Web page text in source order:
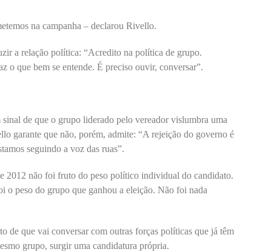
na campanha – declarou Rivello.
a relação política: “Acredito na política de grupo.
o que bem se entende. É preciso ouvir, conversar”.
de que o grupo liderado pelo vereador vislumbra uma
garante que não, porém, admite: “A rejeição do governo é
seguindo a voz das ruas”.
2012 não foi fruto do peso político individual do candidato.
o peso do grupo que ganhou a eleição. Não foi nada
de que vai conversar com outras forças políticas que já têm
grupo, surgir uma candidatura própria.